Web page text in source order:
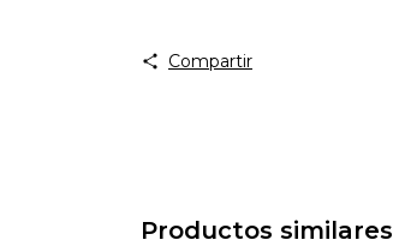
Compartir
Productos similares